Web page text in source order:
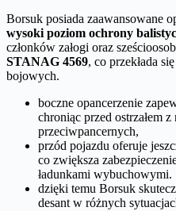
Borsuk posiada zaawansowane
wysoki poziom ochrony
członków załogi oraz
STANAG 4569, co przekłada
bojowych.
boczne opancerzenie
chroniąc przed ostrzałem
przeciwpancernych,
przód pojazdu oferuje
co zwiększa
ładunkami wybuchowymi.
dzięki temu Borsuk
desant w różnych